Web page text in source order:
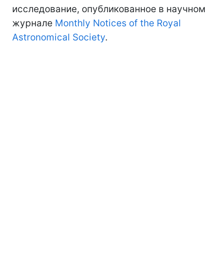
исследование, опубликованное в научном
журнале Monthly Notices of the Royal
Astronomical Society.